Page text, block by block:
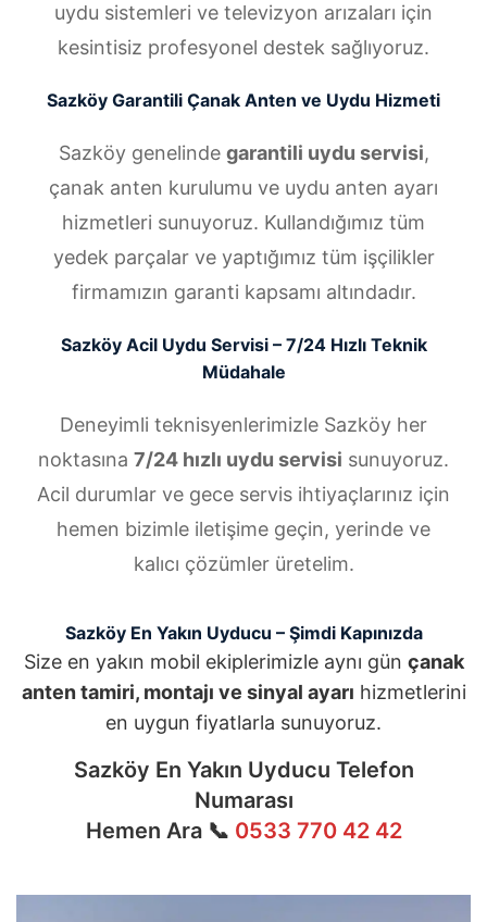
uydu sistemleri ve televizyon arızaları için
kesintisiz profesyonel destek sağlıyoruz.
Sazköy Garantili Çanak Anten ve Uydu Hizmeti
Sazköy genelinde garantili uydu servisi,
çanak anten kurulumu ve uydu anten ayarı
hizmetleri sunuyoruz. Kullandığımız tüm
yedek parçalar ve yaptığımız tüm işçilikler
firmamızın garanti kapsamı altındadır.
Sazköy Acil Uydu Servisi – 7/24 Hızlı Teknik
Müdahale
Deneyimli teknisyenlerimizle Sazköy her
noktasına 7/24 hızlı uydu servisi sunuyoruz.
Acil durumlar ve gece servis ihtiyaçlarınız için
hemen bizimle iletişime geçin, yerinde ve
kalıcı çözümler üretelim.
Sazköy En Yakın Uyducu – Şimdi Kapınızda
Size en yakın mobil ekiplerimizle aynı gün çanak
anten tamiri, montajı ve sinyal ayarı hizmetlerini
en uygun fiyatlarla sunuyoruz.
Sazköy En Yakın Uyducu Telefon
Numarası
Hemen Ara 📞 0533 770 42 42